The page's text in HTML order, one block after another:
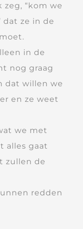
“kom we
dat ze in de
in de
nog graag
dat willen we
en ze weet
we met
alles gaat
zullen de
redden